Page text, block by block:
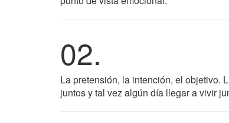
02.
La pretensión, la intención, el objetivo.
juntos y tal vez algún día llegar a vivir